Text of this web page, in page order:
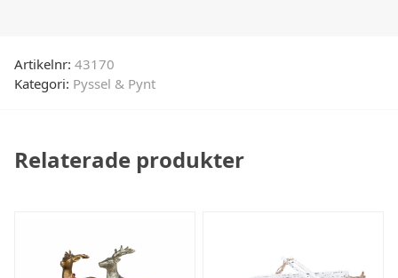
Artikelnr: 43170
Kategori: Pyssel & Pynt
Relaterade produkter